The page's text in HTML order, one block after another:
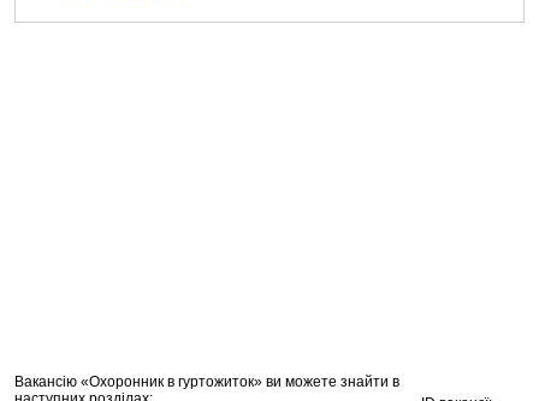
Вакансію «Охоронник в гуртожиток» ви можете знайти в